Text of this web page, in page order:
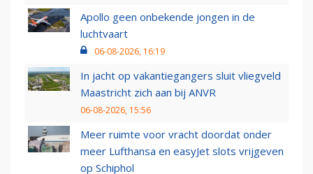
Apollo geen onbekende jongen in de
luchtvaart
06-08-2026, 16:19
In jacht op vakantiegangers sluit vliegveld
Maastricht zich aan bij ANVR
06-08-2026, 15:56
Meer ruimte voor vracht doordat onder
meer Lufthansa en easyJet slots vrijgeven
op Schiphol